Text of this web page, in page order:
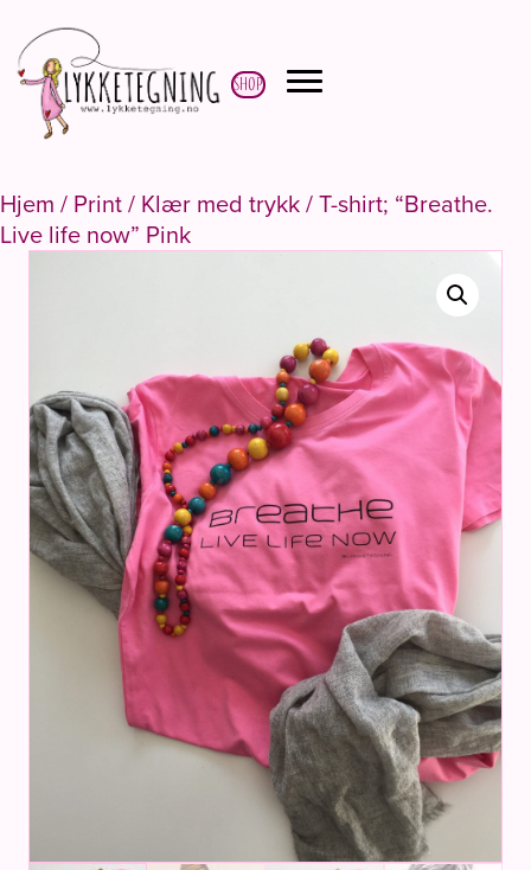
Shop
Hjem / Print/ Klær med trykk/ T-shirt; “Breathe.
Live life now” Pink